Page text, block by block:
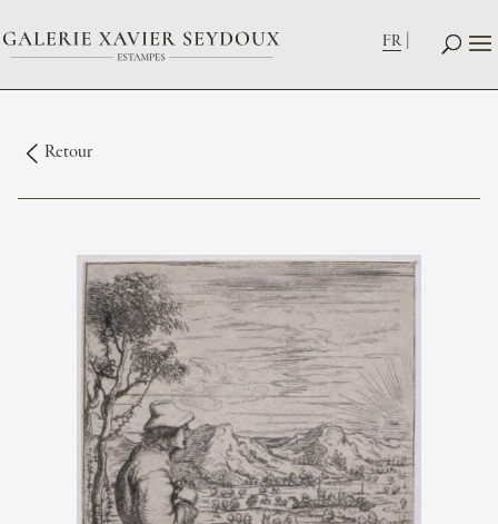
FR
Retour